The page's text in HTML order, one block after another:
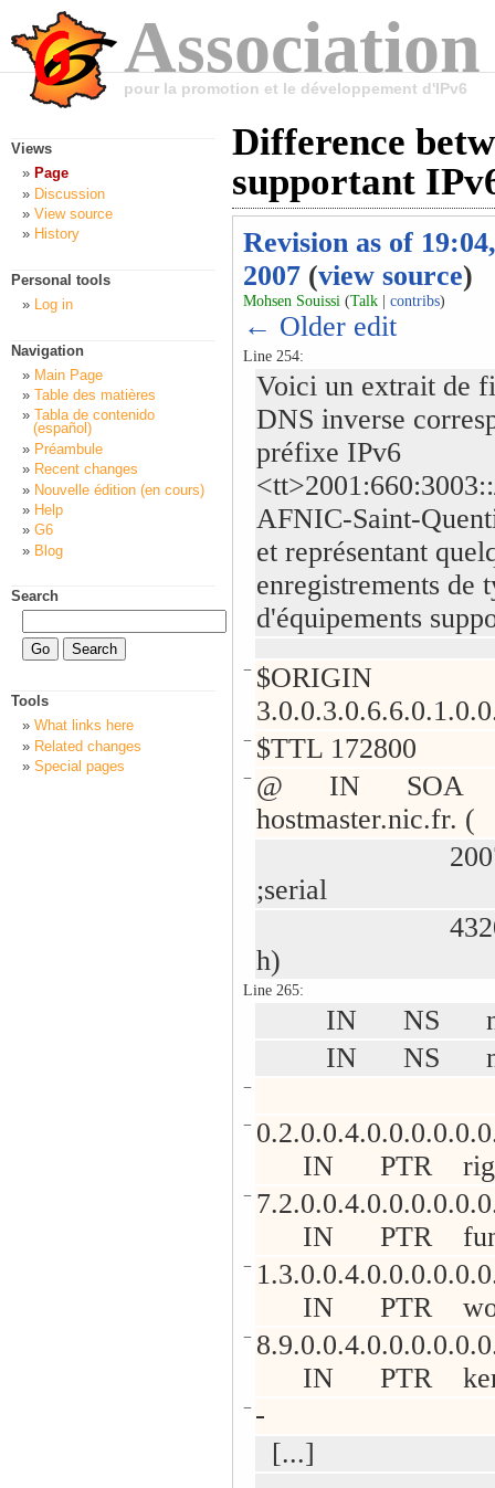
pour la promotion et le développement d'IPv6
Difference
supportant
Revision as of
2007 (view source)
Mohsen Souissi (Talk contribs)
← Older edit
Line 254:
Voici un extrait de
DNS inverse
préfixe IPv6
AFNIC-Saint-
et représentant
enregistrements de
d'équipements
− $ORIGIN
− $TTL 172800
− @ IN SOA
hostmaster.nic.fr. (
;serial
43200
h)
Line 265:
IN NS
IN NS
−
−
IN PTR
−
IN PTR
−
IN PTR
−
IN PTR
−
[...]
Views
Page
Discussion
View source
History
Personal tools
Log in
Navigation
Main Page
Table des matières
Tabla de contenido
(español)
Préambule
Recent changes
Nouvelle édition (en cours)
Help
G6
Blog
Search
Tools
What links here
Related changes
Special pages